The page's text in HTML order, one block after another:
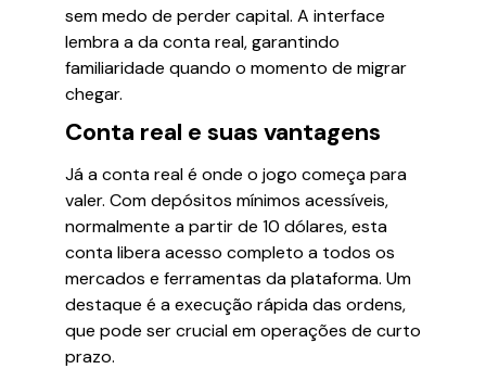
sem medo de perder capital. A interface
lembra a da conta real, garantindo
familiaridade quando o momento de migrar
chegar.
Conta real e suas vantagens
Já a conta real é onde o jogo começa para
valer. Com depósitos mínimos acessíveis,
normalmente a partir de 10 dólares, esta
conta libera acesso completo a todos os
mercados e ferramentas da plataforma. Um
destaque é a execução rápida das ordens,
que pode ser crucial em operações de curto
prazo.